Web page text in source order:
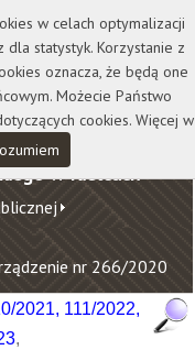
Wydawnictwo
w Kielcach
nr 266/2020
2021, 111/2022,
,
w celach optymalizacji
dla statystyk. Korzystanie z
oznacza, że będą one
Możecie Państwo
cookies. Więcej w